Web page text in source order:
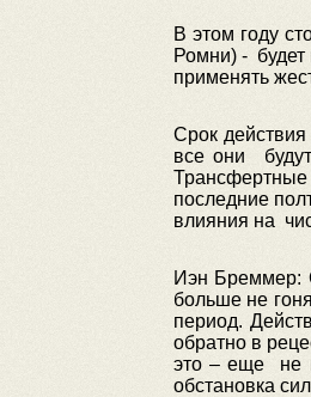
В этом году
Ромни) - будет
применять
Срок
все они
последние
влияния на
Иэн Бреммер:
больше не
период.
обратно в
это – еще не
обстановка